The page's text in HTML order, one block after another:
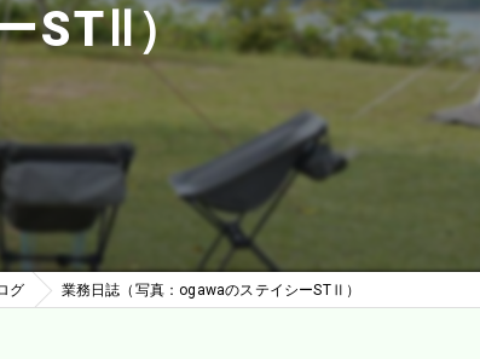
STⅡ）
グ 業務日誌（写真：ogawaのステイシーSTⅡ）